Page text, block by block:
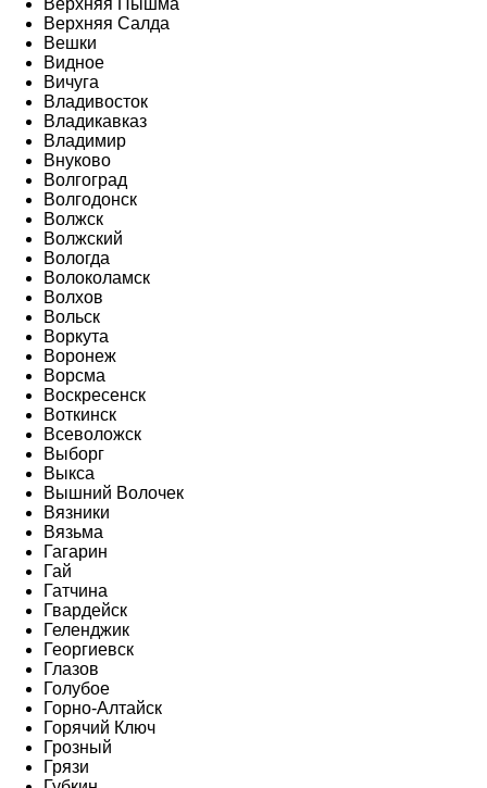
Верхняя Пышма
Верхняя Салда
Вешки
Видное
Вичуга
Владивосток
Владикавказ
Владимир
Внуково
Волгоград
Волгодонск
Волжск
Волжский
Вологда
Волоколамск
Волхов
Вольск
Воркута
Воронеж
Ворсма
Воскресенск
Воткинск
Всеволожск
Выборг
Выкса
Вышний Волочек
Вязники
Вязьма
Гагарин
Гай
Гатчина
Гвардейск
Геленджик
Георгиевск
Глазов
Голубое
Горно-Алтайск
Горячий Ключ
Грозный
Грязи